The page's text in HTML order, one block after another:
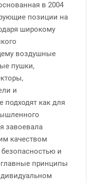
в 2004
позиции на
широкому
воздушные
пушки,
и
подходят как для
завоевала
качеством
и
принципы